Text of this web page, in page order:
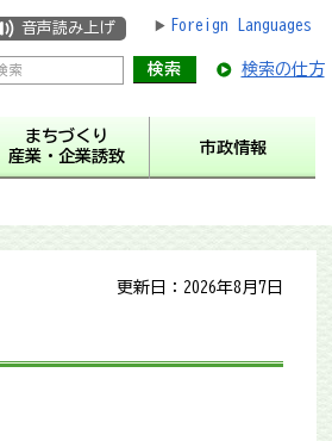
音声読み上げ Foreign Languages
検索の仕方
まちづくり
産業・企業誘致
市政情報
更新日：2026年8月7日